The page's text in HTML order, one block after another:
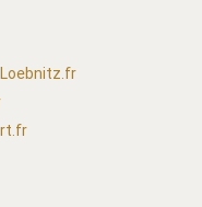
Loebnitz.fr